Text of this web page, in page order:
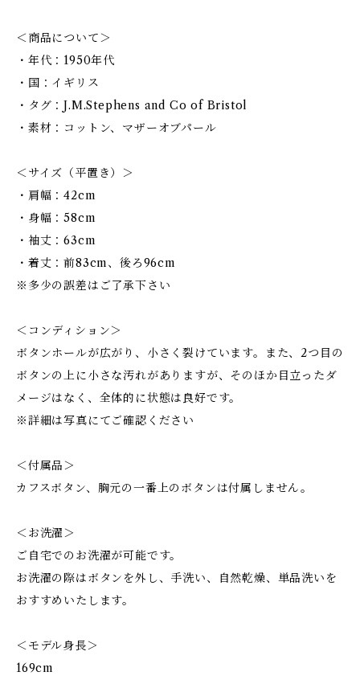
＜商品について＞
・年代：1950年代
・国：イギリス
・タグ：J.M.Stephens and Co of Bristol
・素材：コットン、マザーオブパール
＜サイズ（平置き）＞
・肩幅：42cm
・身幅：58cm
・袖丈：63cm
・着丈：前83cm、後ろ96cm
※多少の誤差はご了承下さい
＜コンディション＞
ボタンホールが広がり、小さく裂けています。また、2つ目の
ボタンの上に小さな汚れがありますが、そのほか目立ったダ
メージはなく、全体的に状態は良好です。
※詳細は写真にてご確認ください
＜付属品＞
カフスボタン、胸元の一番上のボタンは付属しません。
＜お洗濯＞
ご自宅でのお洗濯が可能です。
お洗濯の際はボタンを外し、手洗い、自然乾燥、単品洗いを
おすすめいたします。
＜モデル身長＞
169cm